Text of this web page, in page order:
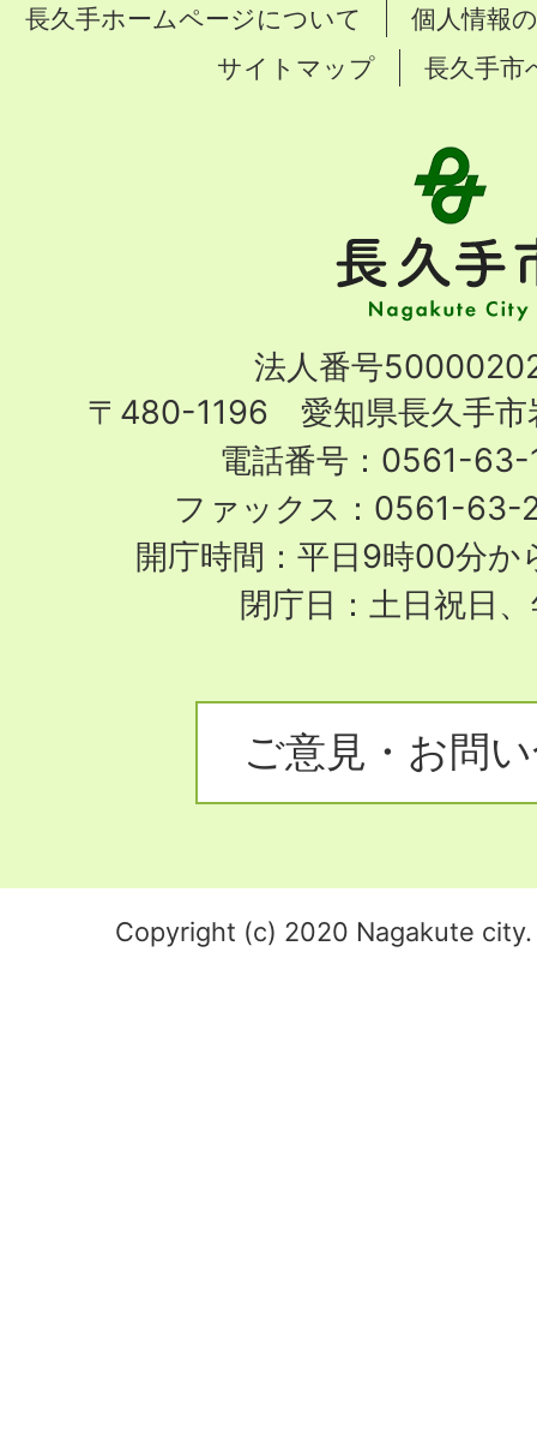
長久手ホームページについて
個人情報
サイトマップ
長久手市
手
市
City
法人番号
〒480-1196 愛知県長久手市
電話番号：0561-63-
ファックス：0561-63-
開庁時間：平日9時00分
閉庁日：土日祝日
ご意見・お問
Copyright (c) 2020 Nagakute